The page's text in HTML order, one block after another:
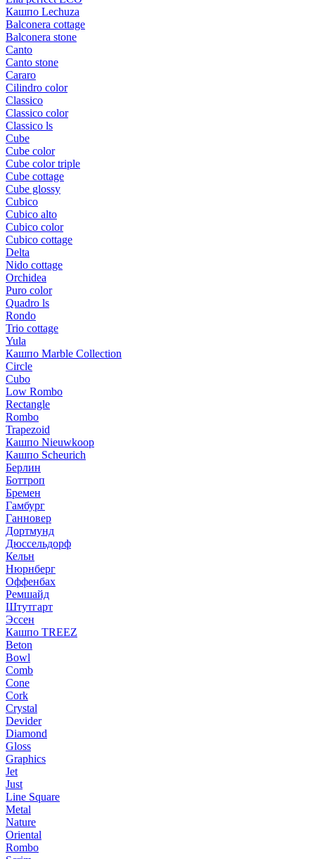
Кашпо Lechuza
Balconera cottage
Balconera stone
Canto
Canto stone
Cararo
Cilindro color
Classico
Classico color
Classico ls
Cube
Cube color
Cube color triple
Cube cottage
Cube glossy
Cubico
Cubico alto
Cubico color
Cubico cottage
Delta
Nido cottage
Orchidea
Puro color
Quadro ls
Rondo
Trio cottage
Yula
Кашпо Marble Collection
Circle
Cubo
Low Rombo
Rectangle
Rombo
Trapezoid
Кашпо Nieuwkoop
Кашпо Scheurich
Берлин
Боттроп
Бремен
Гамбург
Ганновер
Дортмунд
Дюссельдорф
Кельн
Нюрнберг
Оффенбах
Ремшайд
Штутгарт
Эссен
Кашпо TREEZ
Beton
Bowl
Comb
Cone
Cork
Crystal
Devider
Diamond
Gloss
Graphics
Jet
Just
Line Square
Metal
Nature
Oriental
Rombo